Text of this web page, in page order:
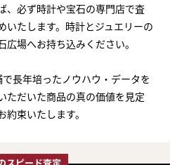
、必ず時計や宝石の専門店で査
いたします。時計とジュエリーの
場へお持ち込みください。
長年培ったノウハウ・データを
ただいた商品の真の価値を見定
束いたします。